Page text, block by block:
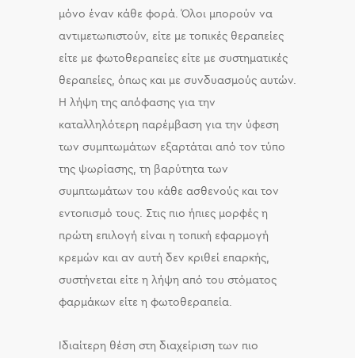
μόνο έναν κάθε φορά. Όλοι μπορούν να
αντιμετωπιστούν, είτε με τοπικές θεραπείες
είτε με φωτοθεραπείες είτε με συστηματικές
θεραπείες, όπως και με συνδυασμούς αυτών.
Η λήψη της απόφασης για την
καταλληλότερη παρέμβαση για την ύφεση
των συμπτωμάτων εξαρτάται από τον τύπο
της ψωρίασης, τη βαρύτητα των
συμπτωμάτων του κάθε ασθενούς και τον
εντοπισμό τους. Στις πιο ήπιες μορφές η
πρώτη επιλογή είναι η τοπική εφαρμογή
κρεμών και αν αυτή δεν κριθεί επαρκής,
συστήνεται είτε η λήψη από του στόματος
φαρμάκων είτε η φωτοθεραπεία.
Ιδιαίτερη θέση στη διαχείριση των πιο